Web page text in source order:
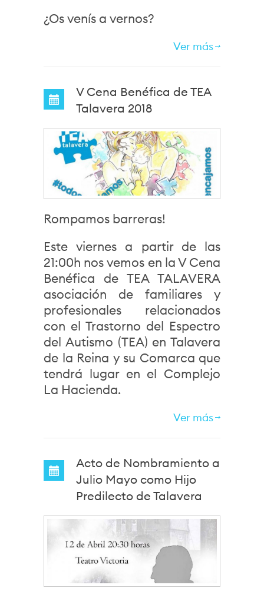
¿Os venís a vernos?
Ver más
V Cena Benéfica de TEA
Talavera 2018
Rompamos barreras!
Este viernes a partir de las
21:00h nos vemos en la V Cena
Benéfica de TEA TALAVERA
asociación de familiares y
profesionales relacionados
con el Trastorno del Espectro
del Autismo (TEA) en Talavera
de la Reina y su Comarca que
tendrá lugar en el Complejo
La Hacienda.
Ver más
Acto de Nombramiento a
Julio Mayo como Hijo
Predilecto de Talavera